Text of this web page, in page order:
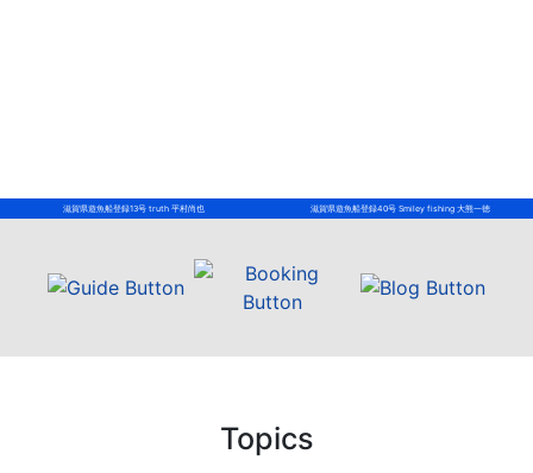
滋賀県遊魚船登録13号 truth 平村尚也 滋賀県遊魚船登録40号 Smiley fishing 大熊一徳
Topics